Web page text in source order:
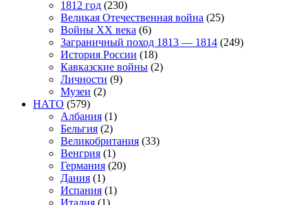
1812 год (230)
Великая Отечественная война (25)
Войны XX века (6)
Заграничный поход 1813 — 1814 (249)
История России (18)
Кавказские войны (2)
Личности (9)
Музеи (2)
НАТО (579)
Албания (1)
Бельгия (2)
Великобритания (33)
Венгрия (1)
Германия (20)
Дания (1)
Испания (1)